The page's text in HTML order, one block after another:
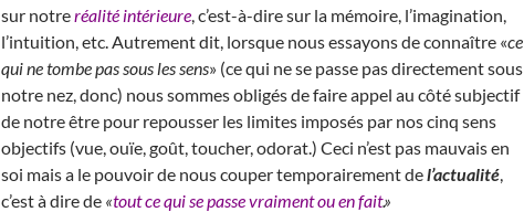
sur notreréalité intérieure, c’est-à-dire sur la mémoire, l’imagination,
l’intuition, etc. Autrement dit, lorsque nous essayons de connaître «ce
qui ne tombe pas sous les sens» (ce qui ne se passe pas directement sous
notre nez, donc) nous sommes obligés de faire appel au côté subjectif
de notre être pour repousser les limites imposés par nos cinq sens
objectifs (vue, ouïe, goût, toucher, odorat.) Ceci n’est pas mauvais en
soi mais a le pouvoir de nous couper temporairement del’actualité,
c’est à dire de «tout ce qui se passe vraiment ou en fait.»